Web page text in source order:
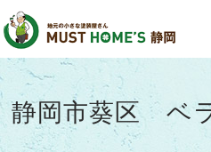
静岡市葵区 ベ